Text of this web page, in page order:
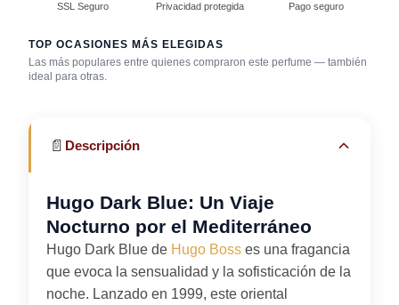
SSL Seguro Privacidad protegida Pago seguro
TOP OCASIONES MÁS ELEGIDAS
Las más populares entre quienes compraron este perfume — también
ideal para otras.
Bar / cocteles
📄 Descripción
Hugo Dark Blue: Un Viaje
Nocturno por el Mediterráneo
Hugo Dark Blue de Hugo Boss es una fragancia
que evoca la sensualidad y la sofisticación de la
noche. Lanzado en 1999, este oriental